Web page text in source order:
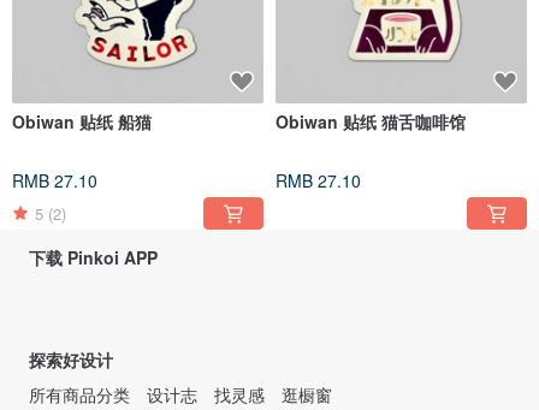
Obiwan 贴纸 船猫
RMB 27.10
5 (2)
Obiwan 贴纸 猫舌咖啡馆
RMB 27.10
下载 Pinkoi APP
探索好设计
所有商品分类
设计志 找灵感 逛橱窗